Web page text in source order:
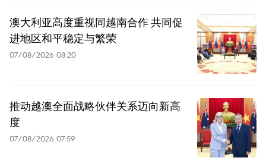
澳大利亚高度重视同越南合作 共同促
进地区和平稳定与繁荣
07/08/2026 08:20
推动越澳全面战略伙伴关系迈向新高
度
07/08/2026 07:59